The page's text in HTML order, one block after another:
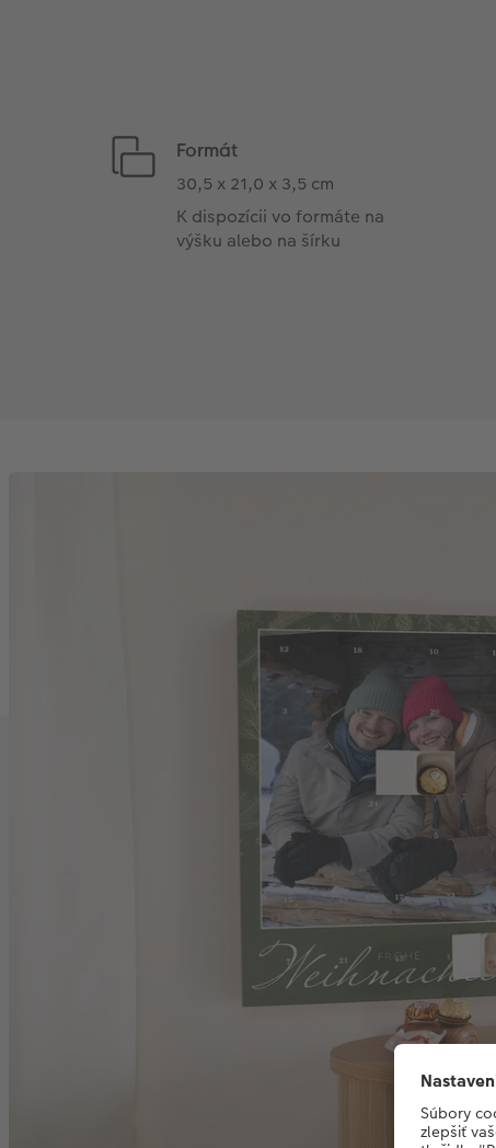
Formát
30,5 x 21,0 x 3,5 cm
K dispozícii vo formáte na
výšku alebo na šírku